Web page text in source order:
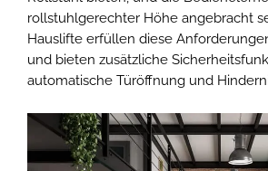
rollstuhlgerechter Höhe angebracht
Hauslifte erfüllen diese
und bieten zusätzliche
automatische Türöffnung und